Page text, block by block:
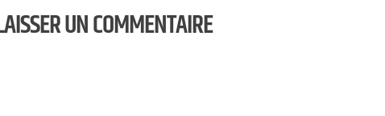
UN COMMENTAIRE